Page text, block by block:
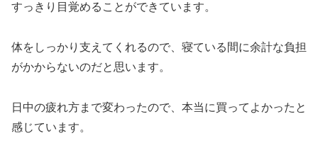
すっきり目覚めることができています。
体をしっかり支えてくれるので、寝ている間に余計な負担
がかからないのだと思います。
日中の疲れ方まで変わったので、本当に買ってよかったと
感じています。